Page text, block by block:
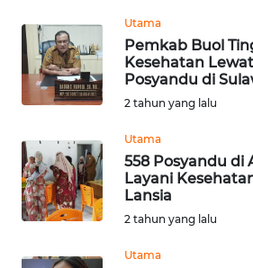
Utama
Pemkab Buol
Kesehatan
Posyandu di
2 tahun yang lalu
Utama
558 Posyandu di
Layani
Lansia
2 tahun yang lalu
Utama
WN
KALTARA
WN
WN
KALTIM
SULSEL